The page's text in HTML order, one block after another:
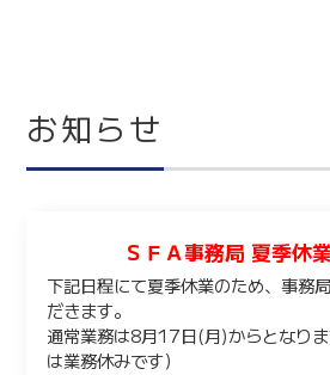
お知らせ
ＳＦＡ事務局 夏季休
下記日程にて夏季休業のため、事務
だきます。
通常業務は8月17日(月)からとなり
は業務休みです）